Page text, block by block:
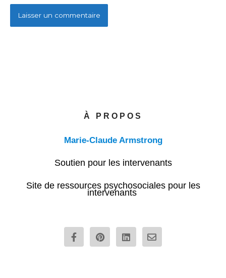
À PROPOS
Marie-Claude Armstrong
Soutien pour les intervenants
Site de ressources psychosociales pour les
intervenants
F
a
c
P
i
n
L
i
n
E
n
v